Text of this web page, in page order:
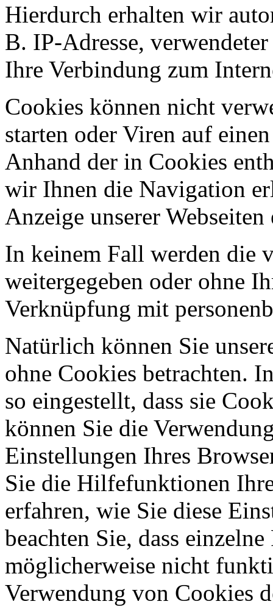
Hierdurch erhalten wir
B. IP-Adresse,
Ihre Verbindung zum
Cookies können nicht
starten oder Viren auf
Anhand der in Cookies
wir Ihnen die Navigation
Anzeige unserer
In keinem Fall werden die
weitergegeben oder ohne
Verknüpfung mit
Natürlich können Sie
ohne Cookies betrachten.
so eingestellt, dass sie
können Sie die
Einstellungen Ihres
Sie die Hilfefunktionen
erfahren, wie Sie diese
beachten Sie, dass
möglicherweise nicht
Verwendung von Cookies